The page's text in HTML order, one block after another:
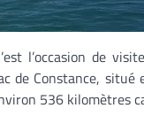
l’occasion de
de Constance, situé
536 kilomètres